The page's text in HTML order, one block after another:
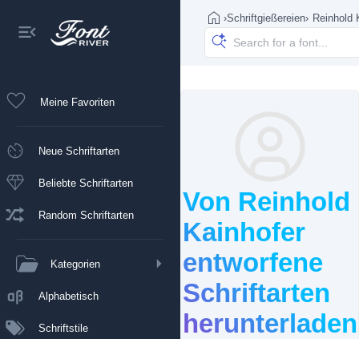
Meine Favoriten
Neue Schriftarten
Beliebte Schriftarten
Random Schriftarten
Kategorien
Alphabetisch
Schriftstile
›Schriftgießereien› Reinhold
Von Reinhold
Kainhofer
entworfene
Schriftarten
herunterladen